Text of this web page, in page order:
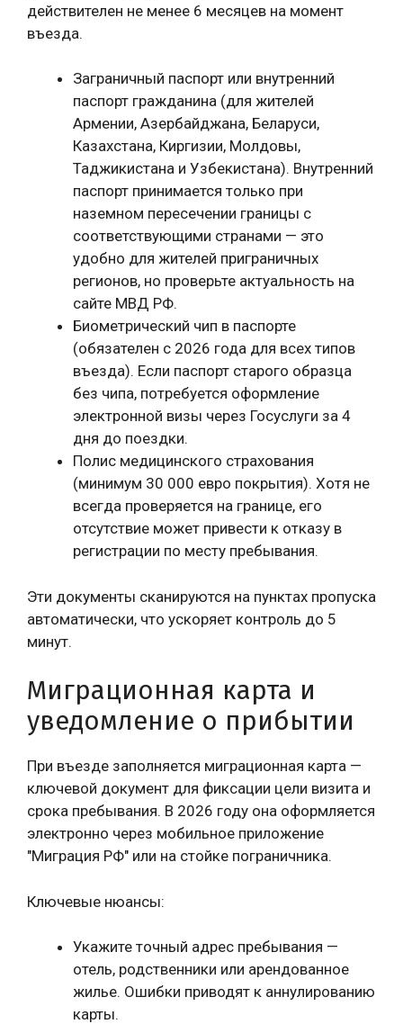
действителен не менее 6 месяцев на момент
въезда.
Заграничный паспорт или внутренний
паспорт гражданина (для жителей
Армении, Азербайджана, Беларуси,
Казахстана, Киргизии, Молдовы,
Таджикистана и Узбекистана). Внутренний
паспорт принимается только при
наземном пересечении границы с
соответствующими странами — это
удобно для жителей приграничных
регионов, но проверьте актуальность на
сайте МВД РФ.
Биометрический чип в паспорте
(обязателен с 2026 года для всех типов
въезда). Если паспорт старого образца
без чипа, потребуется оформление
электронной визы через Госуслуги за 4
дня до поездки.
Полис медицинского страхования
(минимум 30 000 евро покрытия). Хотя не
всегда проверяется на границе, его
отсутствие может привести к отказу в
регистрации по месту пребывания.
Эти документы сканируются на пунктах пропуска
автоматически, что ускоряет контроль до 5
минут.
Миграционная карта и
уведомление о прибытии
При въезде заполняется миграционная карта —
ключевой документ для фиксации цели визита и
срока пребывания. В 2026 году она оформляется
электронно через мобильное приложение
"Миграция РФ" или на стойке пограничника.
Ключевые нюансы:
Укажите точный адрес пребывания —
отель, родственники или арендованное
жилье. Ошибки приводят к аннулированию
карты.